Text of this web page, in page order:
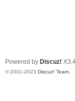
Powered by Discuz!
© 2001-2023 Discuz! Team